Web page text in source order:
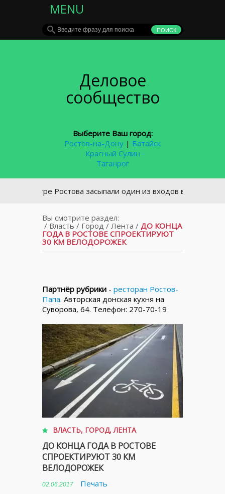
MENU
Деловое
сообщество
Выберите Ваш город:
Ростов-на-Дону | Батайск
Красный Сулин
Таганрог
центре Ростова засыпали один из входов в подземный
Вы смотрите раздел:
/ Власть / Город / Лента / ДО КОНЦА
ГОДА В РОСТОВЕ СПРОЕКТИРУЮТ
30 КМ ВЕЛОДОРОЖЕК
Партнёр рубрики - ресторан Ростов-
Папа. Авторская донская кухня на
Суворова, 64. Телефон: 270-70-19
ВЛАСТЬ, ГОРОД,ЛЕНТА
ДО КОНЦА ГОДА В РОСТОВЕ
СПРОЕКТИРУЮТ 30 КМ
ВЕЛОДОРОЖЕК
02.06.2017
Печать